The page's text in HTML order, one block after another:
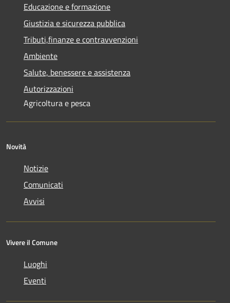
Educazione e formazione
Giustizia e sicurezza pubblica
Tributi,finanze e contravvenzioni
Ambiente
Salute, benessere e assistenza
Autorizzazioni
Agricoltura e pesca
Novità
Notizie
Comunicati
Avvisi
Vivere il Comune
Luoghi
Eventi